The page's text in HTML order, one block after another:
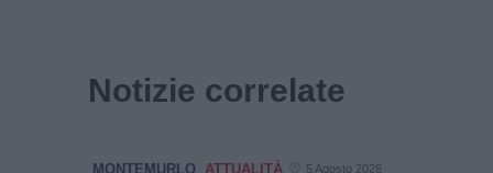
Notizie correlate
MONTEMURLO ATTUALITÀ 5 Agosto 2026